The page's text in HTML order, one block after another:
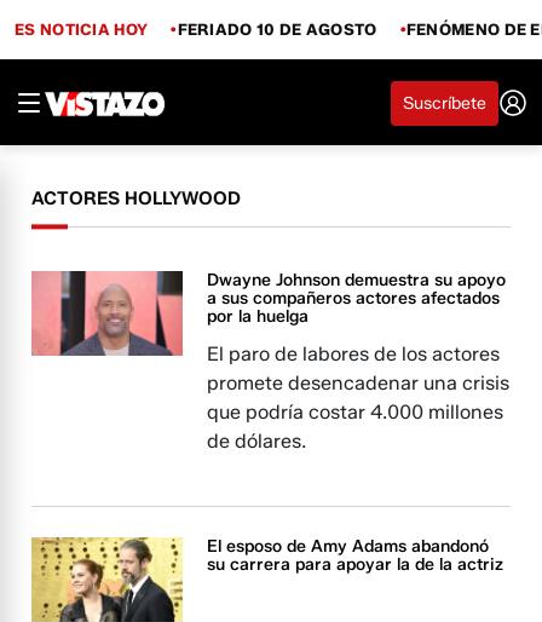
ES NOTICIA HOY FERIADO 10 DE AGOSTO FENÓMENO DE
Suscríbete
ACTORES HOLLYWOOD
Dwayne Johnson demuestra su apoyo
a sus compañeros actores afectados
por la huelga
El paro de labores de los actores
promete desencadenar una crisis
que podría costar 4.000 millones
de dólares.
El esposo de Amy Adams abandonó
su carrera para apoyar la de la actriz